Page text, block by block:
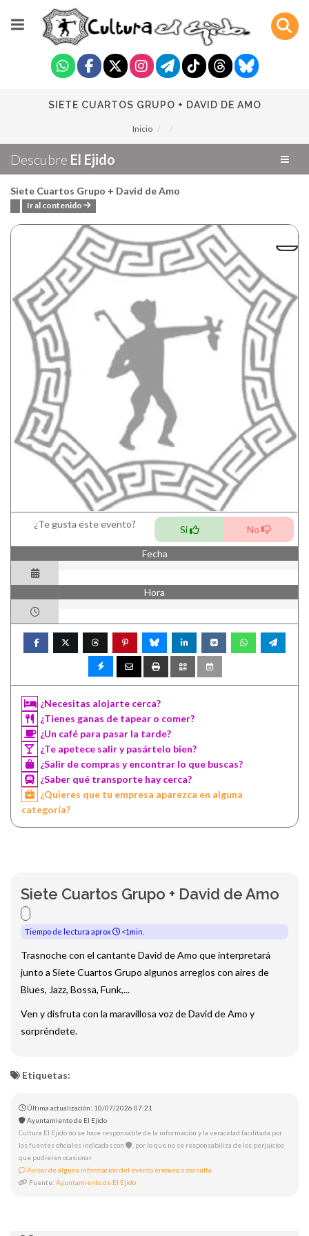
SIETE CUARTOS GRUPO + DAVID DE AMO
Inicio
Descubre El Ejido
Siete Cuartos Grupo + David de Amo
Ir al contenido
¿Te gusta este evento? Si No
Fecha
Hora
¿Necesitas alojarte cerca?
¿Tienes ganas de tapear o comer?
¿Un café para pasar la tarde?
¿Te apetece salir y pasártelo bien?
¿Salir de compras y encontrar lo que buscas?
¿Saber qué transporte hay cerca?
¿Quieres que tu empresa aparezca en alguna
categoría?
Siete Cuartos Grupo + David de Amo
Tiempo de lectura aprox <1min.
Trasnoche con el cantante David de Amo que interpretará
junto a Siete Cuartos Grupo algunos arreglos con aires de
Blues, Jazz, Bossa, Funk,...
Ven y disfruta con la maravillosa voz de David de Amo y
sorpréndete.
Etiquetas:
Última actualización: 10/07/2026 07:21
Ayuntamiento de El Ejido
Cultura El Ejido no se hace responsable de la información y la veracidad facilitada por
las fuentes oficiales indicadas con
, por lo que no se responsabiliza de los perjuicios
que pudieran ocasionar.
Avisar de alguna información del evento errónea o consulta.
Fuente: Ayuntamiento de El Ejido